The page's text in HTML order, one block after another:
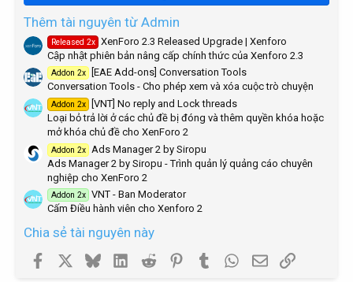
t
Thêm tài nguyên từ Admin
Released 2x XenForo 2.3 Released Upgrade | Xenforo
Cập nhật phiên bản nâng cấp chính thức của Xenforo 2.3
Addon 2x
[EAE Add-ons] Conversation Tools
Conversation Tools - Cho phép xem và xóa cuộc trò chuyện
Addon 2x
[VNT] No reply and Lock threads
Loại bỏ trả lời ở các chủ đề bị đóng và thêm quyền khóa hoặc
mở khóa chủ đề cho XenForo 2
Addon 2x
Ads Manager 2 by Siropu
Ads Manager 2 by Siropu - Trình quản lý quảng cáo chuyên
nghiệp cho XenForo 2
Addon 2x VNT - Ban Moderator
Cấm Điều hành viên cho Xenforo 2
Chia sẻ tài nguyên này
Facebook BlueskyLinkedInReddit PinterestTumblr WhatsApp
EmailLink